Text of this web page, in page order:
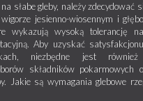
słabe gleby, należy zdecydować
jesienno-wiosennym i
wykazują wysoką tolerancję
Aby uzyskać
niezbędne jest również
składników pokarmowych
Jakie są wymagania glebowe